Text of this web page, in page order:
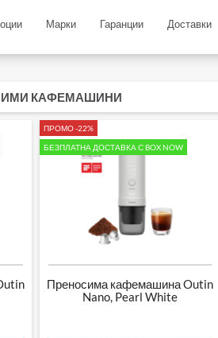
Марки Гаранции Доставки
КАФЕМАШИНИ
ПРОМО -22%
БЕЗПЛАТНА ДОСТАВКА С BOX NOW
Преносима кафемашина Outin
Nano, Pearl White